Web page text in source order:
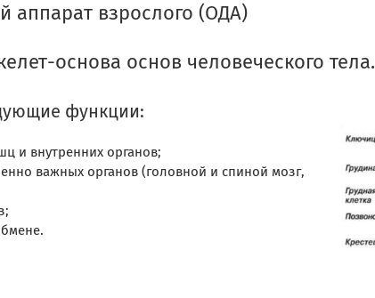
аппарат взрослого (ОДА)
основа основ человеческого тела.
функции:
и внутренних органов;
важных органов (головной и спиной мозг,